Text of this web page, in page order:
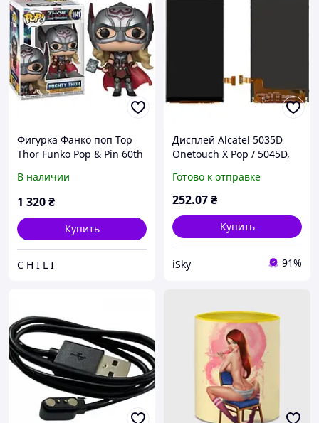
Фигурка Фанко поп Тор
Thor Funko Pop & Pin 60th
В наличии
1 320₴
Купить
C H I L I
Дисплей Alcatel 5035D
Onetouch X Pop / 5045D,
Готово к отправке
252.07₴
Купить
iSky 91%